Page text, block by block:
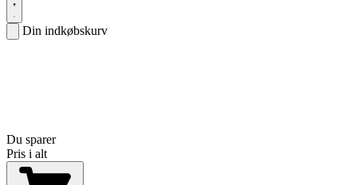
Din indkøbskurv
Du sparer
Pris i alt